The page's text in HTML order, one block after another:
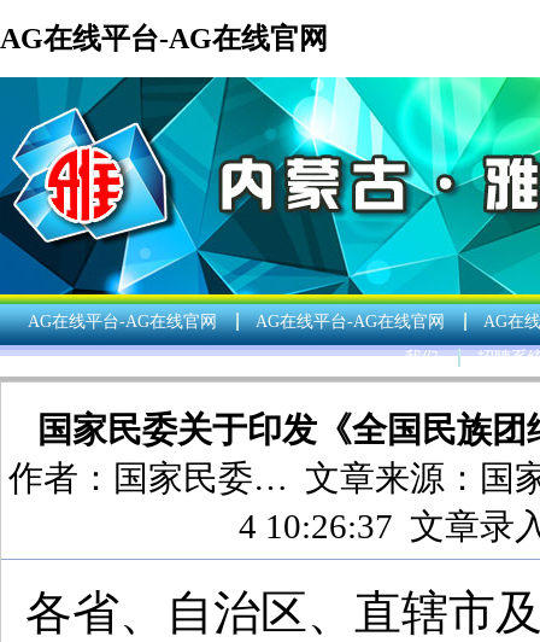
AG在线平台-AG在线官网
AG在线平台-AG在线官网 AG在线平台-AG在线官网
AG在
我们
招聘系
国家民委关于印发《全国民族
作者： 国家民委… 文章来源： 国
4 10:26:37 文章录
各省、自治区、直辖市